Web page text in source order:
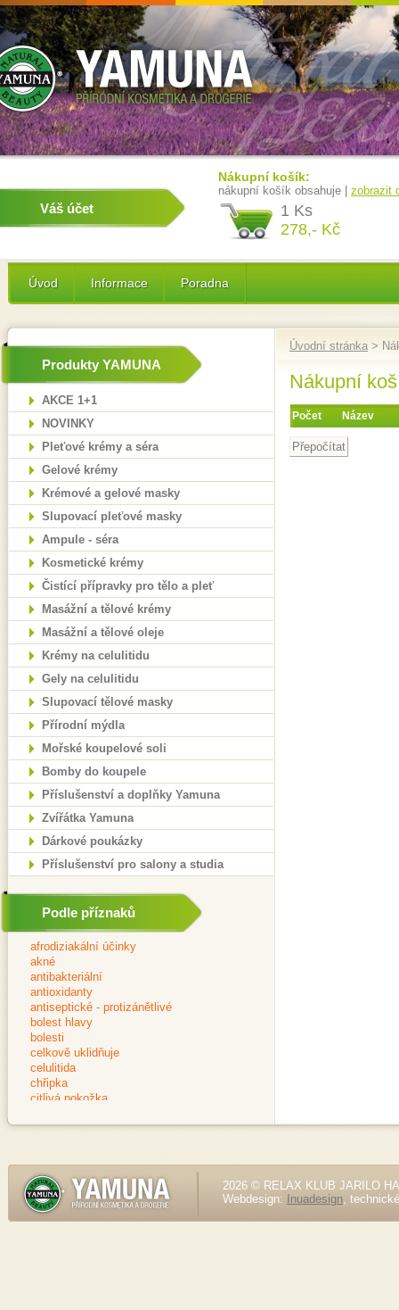
Váš účet
Nákupní košík:
nákupní košík obsahuje | zobrazit
1 Ks
278,- Kč
Úvod Informace Poradna
Produkty YAMUNA
AKCE 1+1
NOVINKY
Pleťové krémy a séra
Gelové krémy
Krémové a gelové masky
Slupovací pleťové masky
Ampule - séra
Kosmetické krémy
Čistící přípravky pro tělo a pleť
Masážní a tělové krémy
Masážní a tělové oleje
Krémy na celulitidu
Gely na celulitidu
Slupovací tělové masky
Přírodní mýdla
Mořské koupelové soli
Bomby do koupele
Příslušenství a doplňky Yamuna
Zvířátka Yamuna
Dárkové poukázky
Příslušenství pro salony a studia
Podle příznaků
Úvodní stránka >
Nákupní
Počet Název
2026 © RELAX KLUB JARILO
Webdesign:
Inuadesign,